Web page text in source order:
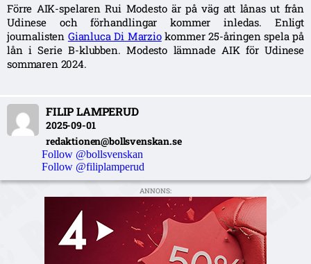
Förre AIK-spelaren Rui Modesto är på väg att lånas ut från
Udinese och förhandlingar kommer inledas. Enligt
journalisten Gianluca Di Marziokommer 25-åringen spela på
lån i Serie B-klubben. Modesto lämnade AIK för Udinese
sommaren 2024.
FILIP LAMPERUD
2025-09-01
redaktionen@bollsvenskan.se
Follow @bollsvenskan
Follow @filiplamperud
ANNONS: